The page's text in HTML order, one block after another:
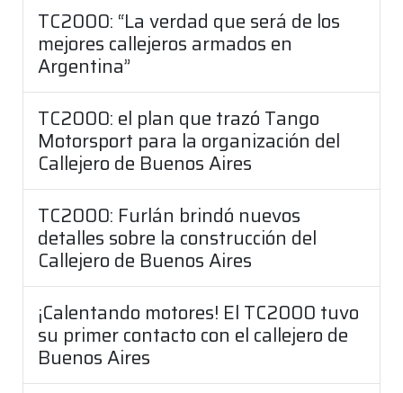
TC2000: “La verdad que será de los
mejores callejeros armados en
Argentina”
TC2000: el plan que trazó Tango
Motorsport para la organización del
Callejero de Buenos Aires
TC2000: Furlán brindó nuevos
detalles sobre la construcción del
Callejero de Buenos Aires
¡Calentando motores! El TC2000 tuvo
su primer contacto con el callejero de
Buenos Aires